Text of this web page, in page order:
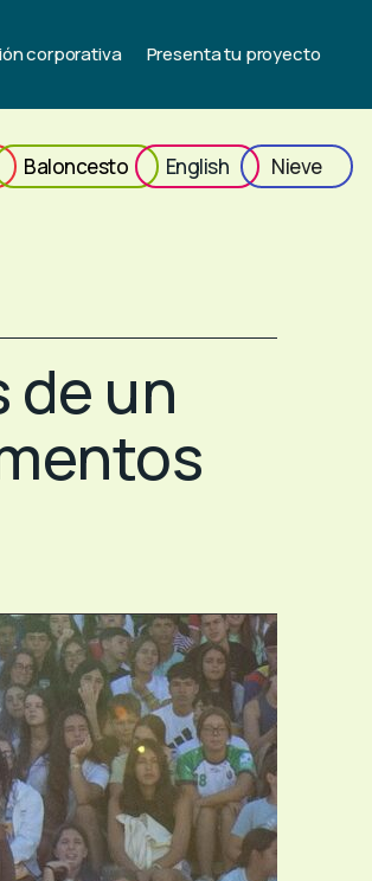
corporativa Presenta tu proyecto
Baloncesto English Nieve
de un